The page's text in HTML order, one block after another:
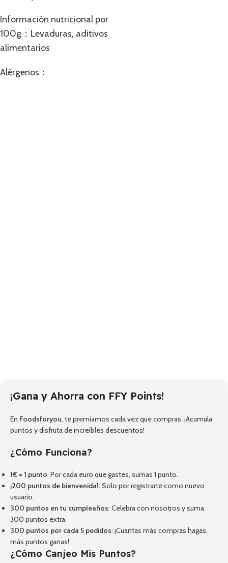
Información nutricional por
100g：Levaduras, aditivos
alimentarios
Alérgenos：
¡Gana y Ahorra con FFY Points!
En Foodsforyou, te premiamos cada vez que compras. ¡Acumula
puntos y disfruta de increíbles descuentos!
¿Cómo Funciona?
1€ = 1 punto: Por cada euro que gastes, sumas 1 punto.
¡200 puntos de bienvenida!: Solo por registrarte como nuevo
usuario.
300 puntos en tu cumpleaños: Celebra con nosotros y suma
300 puntos extra.
300 puntos por cada 5 pedidos: ¡Cuantas más compras hagas,
más puntos ganas!
¿Cómo Canjeo Mis Puntos?